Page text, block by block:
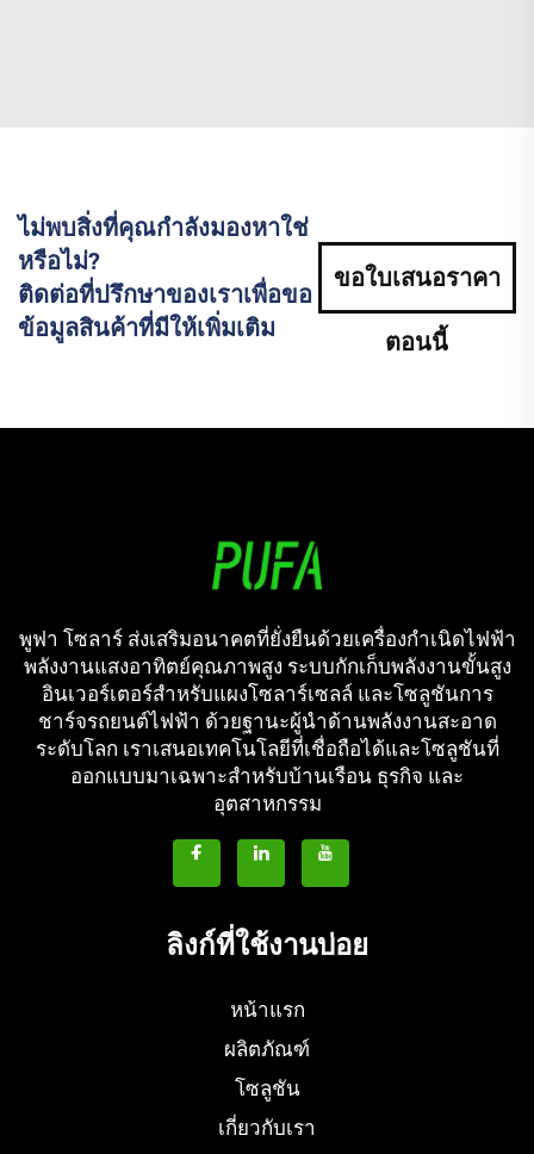
ไม่พบสิ่งที่คุณกำลังมองหาใช่
หรือไม่?
ติดต่อที่ปรึกษาของเราเพื่อขอ
ข้อมูลสินค้าที่มีให้เพิ่มเติม
ขอใบเสนอราคา
ตอนนี้
พูฟา โซลาร์ ส่งเสริมอนาคตที่ยั่งยืนด้วยเครื่องกำเนิดไฟฟ้า
พลังงานแสงอาทิตย์คุณภาพสูง ระบบกักเก็บพลังงานขั้นสูง
อินเวอร์เตอร์สำหรับแผงโซลาร์เซลล์ และโซลูชันการ
ชาร์จรถยนต์ไฟฟ้า ด้วยฐานะผู้นำด้านพลังงานสะอาด
ระดับโลก เราเสนอเทคโนโลยีที่เชื่อถือได้และโซลูชันที่
ออกแบบมาเฉพาะสำหรับบ้านเรือน ธุรกิจ และ
อุตสาหกรรม
ลิงก์ที่ใช้งานบ่อย
หน้าแรก
ผลิตภัณฑ์
โซลูชัน
เกี่ยวกับเรา